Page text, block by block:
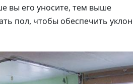
вы его уносите, тем выше
пол, чтобы обеспечить уклон